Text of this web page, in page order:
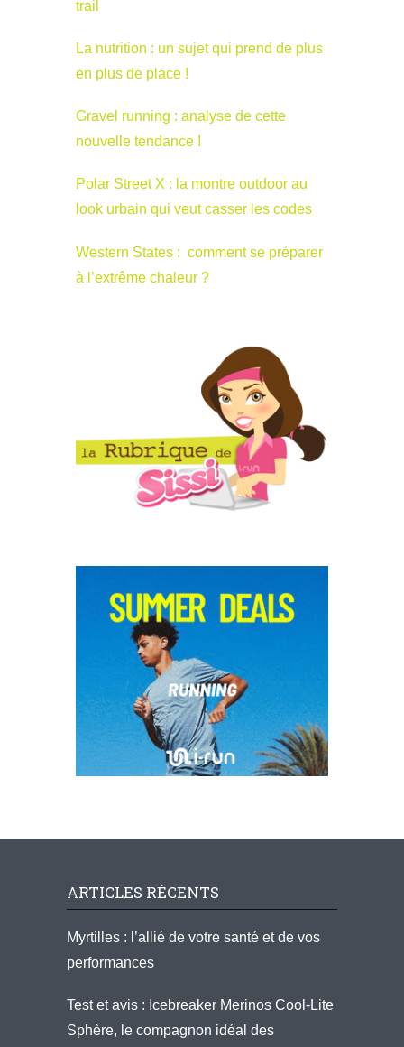
trail
La nutrition : un sujet qui prend de plus
en plus de place !
Gravel running : analyse de cette
nouvelle tendance !
Polar Street X : la montre outdoor au
look urbain qui veut casser les codes
Western States : comment se préparer
à l’extrême chaleur ?
ARTICLES RÉCENTS
Myrtilles : l’allié de votre santé et de vos
performances
Test et avis : Icebreaker Merinos Cool-Lite
Sphère, le compagnon idéal des